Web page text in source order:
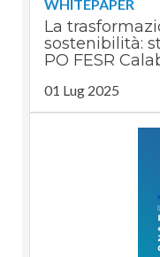
WHITEPAPER
La
sostenibilità:
PO FESR
01 Lug 2025